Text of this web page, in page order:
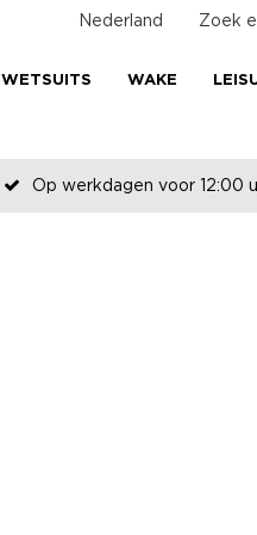
Zoek
Nederland
WETSUITS WAKE
Op werkdagen voor 12:00